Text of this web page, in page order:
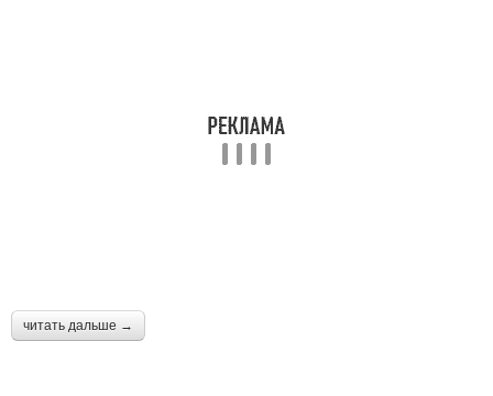
читать дальше →